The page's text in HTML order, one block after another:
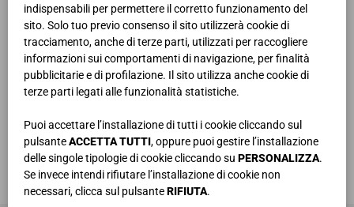
indispensabili per permettere il corretto funzionamento del
sito. Solo tuo previo consenso il sito utilizzerà cookie di
tracciamento, anche di terze parti, utilizzati per raccogliere
informazioni sui comportamenti di navigazione, per finalità
pubblicitarie e di profilazione. Il sito utilizza anche cookie di
terze parti legati alle funzionalità statistiche.
Puoi accettare l’installazione di tutti i cookie cliccando sul
pulsanteACCETTA TUTTI, oppure puoi gestire l’installazione
delle singole tipologie di cookie cliccando su PERSONALIZZA.
Se invece intendi rifiutare l’installazione di cookie non
necessari, clicca sul pulsanteRIFIUTA.
Pagina pubblicitaria Camerette all'interno del quotidiano Il Giornale
per il mese di Gennaio.